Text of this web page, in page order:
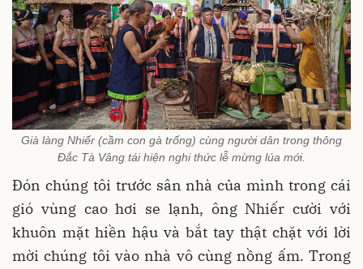
Già làng Nhiếr (cầm con gà trống) cùng người dân trong thông
Đắc Tà Vâng tái hiện nghi thức lễ mừng lúa mới.
Đón chúng tôi trước sân nhà của mình trong cái
gió vùng cao hơi se lạnh, ông Nhiếr cười với
khuôn mặt hiền hậu và bắt tay thật chặt với lời
mời chúng tôi vào nhà vô cùng nồng ấm. Trong